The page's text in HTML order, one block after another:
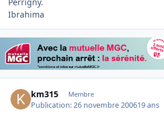
Ibrahima
km315 Membre
Publication:26 novembre 200619 ans